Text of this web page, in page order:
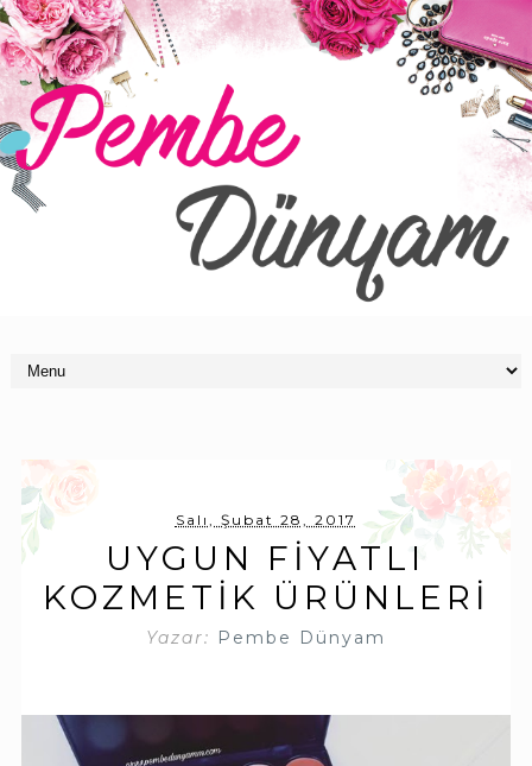
Salı, Şubat 28, 2017
UYGUN FIYATLI
KOZMETIK ÜRÜNLERI
Yazar: Pembe Dünyam